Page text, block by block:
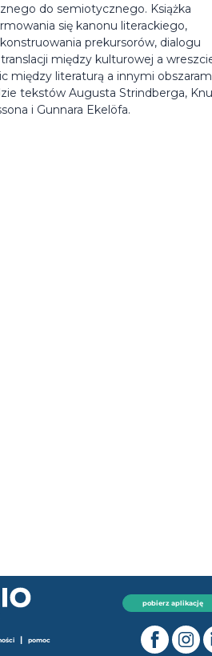
do semiotycznego. Książka
się kanonu literackiego,
prekursorów, dialogu
między kulturowej a
między literaturą a innymi
tekstów Augusta Strindberga,
i Gunnara Ekelöfa.
pobierz aplikację
| pomoc